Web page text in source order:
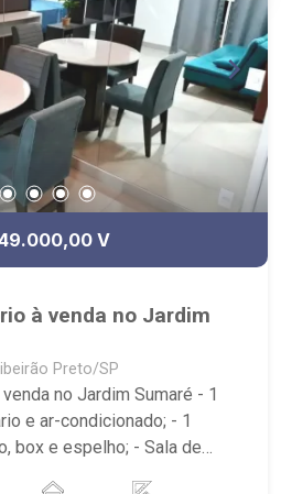
V
à venda no Jardim
Preto/SP
no Jardim Sumaré - 1
e ar-condicionado; - 1
box e espelho; - Sala de